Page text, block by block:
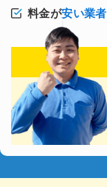
料金が安い業者